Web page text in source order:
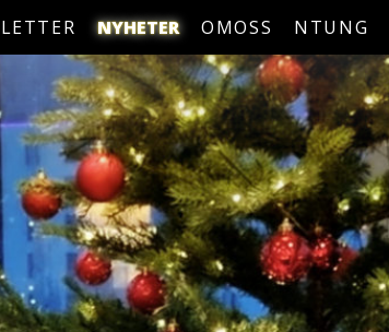
NYHETER OMOSS NTUNG